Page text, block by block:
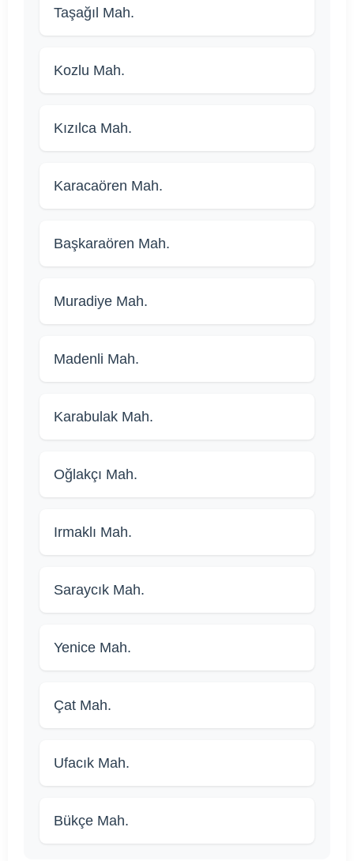
Taşağıl Mah.
Kozlu Mah.
Kızılca Mah.
Karacaören Mah.
Başkaraören Mah.
Muradiye Mah.
Madenli Mah.
Karabulak Mah.
Oğlakçı Mah.
Irmaklı Mah.
Saraycık Mah.
Yenice Mah.
Çat Mah.
Ufacık Mah.
Bükçe Mah.